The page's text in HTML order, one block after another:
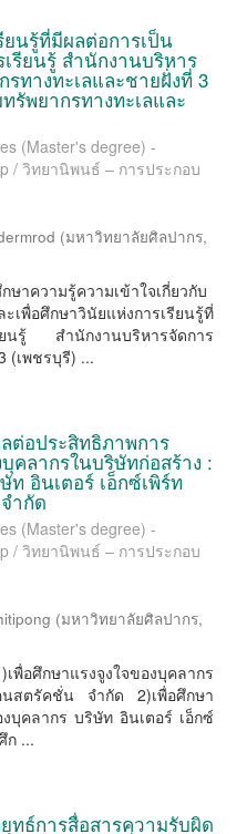
ยนรู้ที่มีผลต่อการเป็น
รียนรู้ สำนักงานบริหาร
รทางทะเลและชายฝั่งที่ 3
รัพยากรทางทะเลและ
(Master's degree) -
/ วิทยานิพนธ์ – การประกอบ
(มหาวิทยาลัยศิลปากร,
ษาความรู้ความเข้าใจเกี่ยวกับ
เพื่อศึกษาวินัยแห่งการเรียนรู้ที่
ยนรู้ สำนักงานบริหารจัดการ
(เพชรบุรี) ...
ต่อประสิทธิภาพการ
คลากรในบริษัทก่อสร้าง :
อินเตอร์ เอ็กซ์เพิร์ท
ำกัด
(Master's degree) -
/ วิทยานิพนธ์ – การประกอบ
(มหาวิทยาลัยศิลปากร,
พื่อศึกษาแรงจูงใจของบุคลากร
สตรัคชั่น จำกัด 2)เพื่อศึกษา
บุคลากร บริษัท อินเตอร์ เอ็กซ์
ก ...
ทธ์การสื่อสารความรับผิด